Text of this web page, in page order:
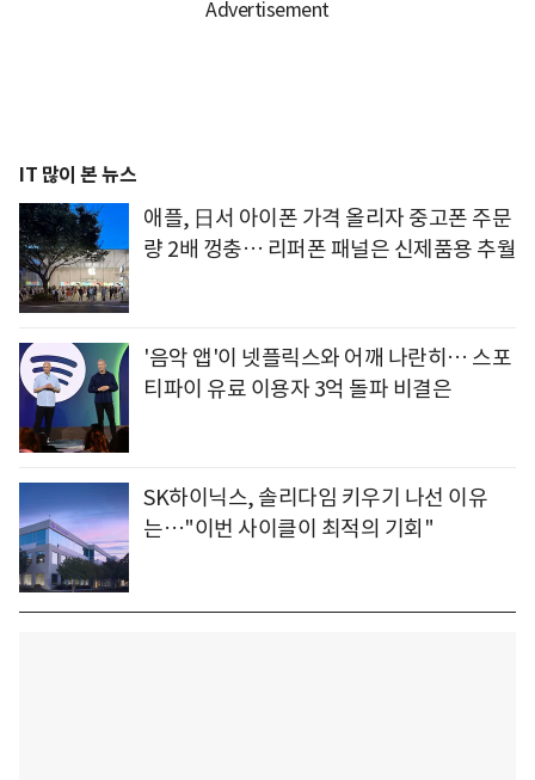
IT 많이 본 뉴스
애플, 日서 아이폰 가격 올리자 중고폰 주문
량 2배 껑충… 리퍼폰 패널은 신제품용 추월
'음악 앱'이 넷플릭스와 어깨 나란히… 스포
티파이 유료 이용자 3억 돌파 비결은
SK하이닉스, 솔리다임 키우기 나선 이유
는…"이번 사이클이 최적의 기회"